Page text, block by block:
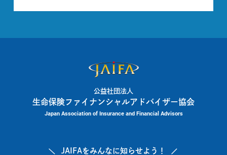
公益社団法人
生命保険ファイナンシャルアドバイザー協会
Japan Association of Insurance and Financial Advisors
JAIFAをみんなに知らせよう！